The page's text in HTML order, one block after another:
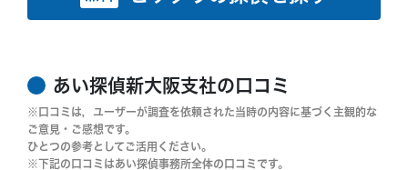
あい探偵新大阪支社の口コミ
※口コミは，ユーザーが調査を依頼された当時の内容に基づく主観的な
ご意見・ご感想です。
ひとつの参考としてご活用ください。
※下記の口コミはあい探偵事務所全体の口コミです。